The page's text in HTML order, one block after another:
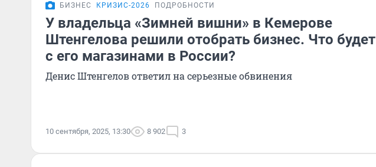
БИЗНЕС КРИЗИС-2026 ПОДРОБНОСТИ
У владельца «Зимней вишни» в Кемерове
Штенгелова решили отобрать бизнес. Что будет
с его магазинами в России?
Денис Штенгелов ответил на серьезные обвинения
10 сентября, 2025, 13:30 8 902 3